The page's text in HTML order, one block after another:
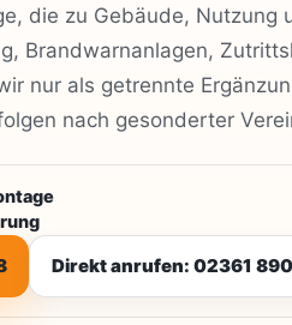
die zu Gebäude, Nutzung
Brandwarnanlagen,
nur als getrennte
nach gesonderter
Direkt anrufen: 02361